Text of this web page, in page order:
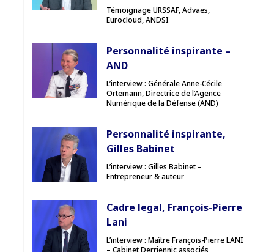
Témoignage URSSAF, Advaes,
Eurocloud, ANDSI
Personnalité inspirante –
AND
L’interview : Générale Anne-Cécile
Ortemann, Directrice de l’Agence
Numérique de la Défense (AND)
Personnalité inspirante,
Gilles Babinet
L’interview : Gilles Babinet –
Entrepreneur & auteur
Cadre legal, François-Pierre
Lani
L’interview : Maître François-Pierre LANI